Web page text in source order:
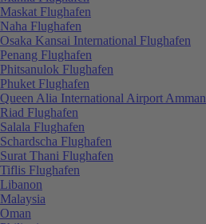
Maskat Flughafen
Naha Flughafen
Osaka Kansai International Flughafen
Penang Flughafen
Phitsanulok Flughafen
Phuket Flughafen
Queen Alia International Airport Amman
Riad Flughafen
Salala Flughafen
Schardscha Flughafen
Surat Thani Flughafen
Tiflis Flughafen
Libanon
Malaysia
Oman